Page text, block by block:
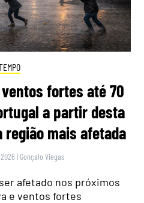
ventos fortes até 70
a partir desta
região mais afetada
| Gonçalo Viegas
afetado nos próximos
e ventos fortes